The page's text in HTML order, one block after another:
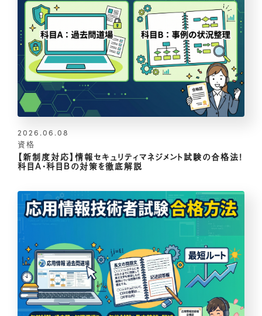
2026.06.08
資格
【新制度対応】情報セキュリティマネジメント試験の合格法！
科目A・科目Bの対策を徹底解説